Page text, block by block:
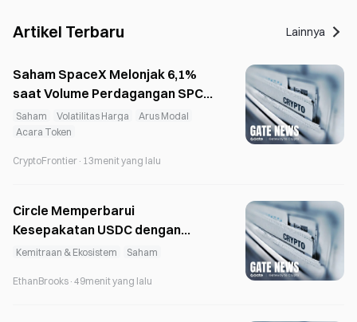
Artikel Terbaru Lainnya
Saham SpaceX Melonjak 6,1%
saat Volume Perdagangan SPCX
Bertokenisasi Mencapai US$700
Juta
Saham Volatilitas Harga
Arus Modal
Acara Token
CryptoFrontier · 13menit yang lalu
Circle Memperbarui
Kesepakatan USDC dengan
Coinbase dan Meniadakan
Kemitraan & Ekosistem Saham
EthanBrooks · 49menit yang lalu